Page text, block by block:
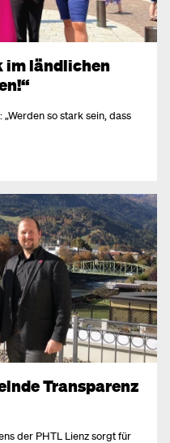
im ländlichen
so stark sein, dass
Transparenz
der PHTL Lienz sorgt für